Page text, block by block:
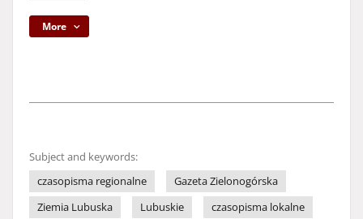
More
Subject and keywords:
czasopisma regionalne
Gazeta Zielonogórska
Ziemia Lubuska
Lubuskie
czasopisma lokalne